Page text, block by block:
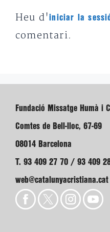
Heu d'iniciar la
comentari.
Fundació Missatge Humà i
Comtes de Bell-lloc, 67-69
08014 Barcelona
T. 93 409 27 70 / 93 409
web@catalunyacristiana.cat